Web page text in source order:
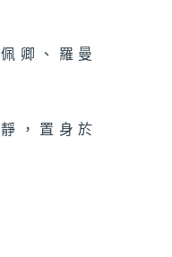
卿、羅曼
，置身於